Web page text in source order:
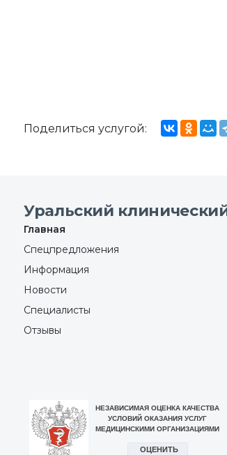
Поделиться услугой:
Уральский
Главная
Спецпредложения
Информация
Новости
Специалисты
Отзывы